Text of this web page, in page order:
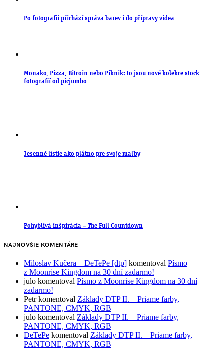
Po fotografii přichází správa barev i do přípravy videa
Monako, Pizza, Bitcoin nebo Piknik: to jsou nové kolekce stock
fotografií od picjumbo
Jesenné lístie ako plátno pre svoje maľby
Pohyblivá inšpirácia – The Full Countdown
NAJNOVŠIE KOMENTÁRE
Miloslav Kučera – DeTePe [dtp] komentoval Písmo
z Moonrise Kingdom na 30 dní zadarmo!
julo komentoval Písmo z Moonrise Kingdom na 30 dní
zadarmo!
Petrkomentoval Základy DTP II. – Priame farby,
PANTONE, CMYK, RGB
julo komentoval Základy DTP II. – Priame farby,
PANTONE, CMYK, RGB
DeTePe komentoval Základy DTP II. – Priame farby,
PANTONE, CMYK, RGB